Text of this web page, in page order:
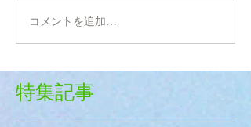
コメントを追加…
特集記事